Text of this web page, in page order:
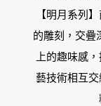
【明月系列
的雕刻，交疊
上的趣味感
藝技術相互